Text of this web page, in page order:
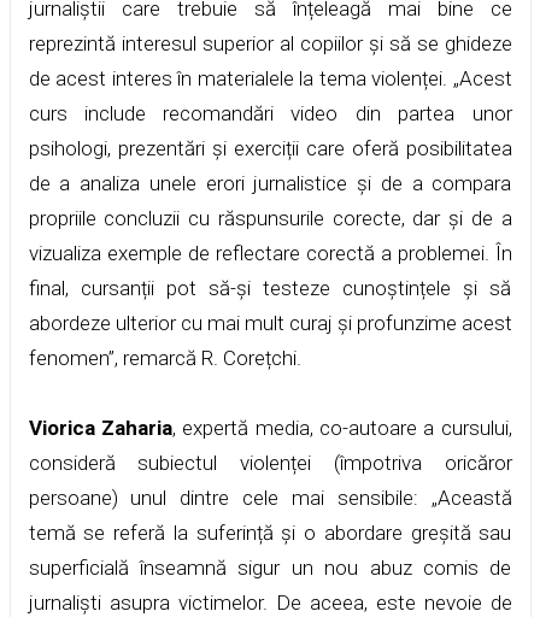
jurnaliștii care trebuie să înțeleagă mai bine ce
reprezintă interesul superior al copiilor și să se ghideze
de acest interes în materialele la tema violenței. „Acest
curs include recomandări video din partea unor
psihologi, prezentări și exerciții care oferă posibilitatea
de a analiza unele erori jurnalistice și de a compara
propriile concluzii cu răspunsurile corecte, dar și de a
vizualiza exemple de reflectare corectă a problemei. În
final, cursanții pot să-și testeze cunoștințele și să
abordeze ulterior cu mai mult curaj și profunzime acest
fenomen”, remarcă R. Corețchi.
Viorica Zaharia, expertă media, co-autoare a cursului,
consideră subiectul violenței (împotriva oricăror
persoane) unul dintre cele mai sensibile: „Această
temă se referă la suferință și o abordare greșită sau
superficială înseamnă sigur un nou abuz comis de
jurnaliști asupra victimelor. De aceea, este nevoie de